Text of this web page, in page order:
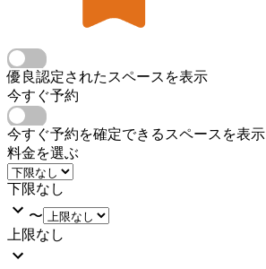
優良認定されたスペースを表示
今すぐ予約
今すぐ予約を確定できるスペースを表示
料金を選ぶ
下限なし
〜
上限なし